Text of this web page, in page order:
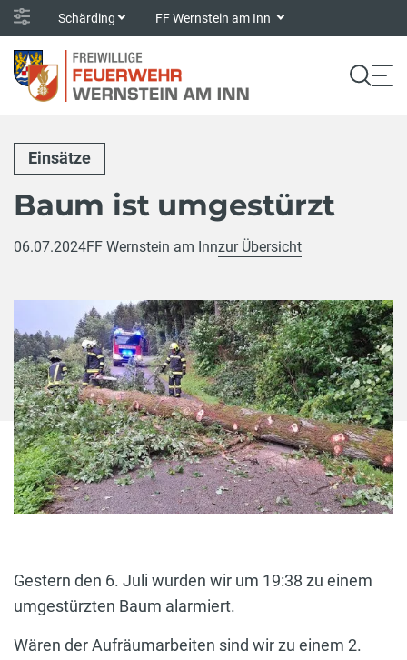
Schärding FF Wernstein am Inn
Einsätze
Baum ist umgestürzt
06.07.2024FF Wernstein am Innzur Übersicht
Gestern den 6. Juli wurden wir um 19:38 zu einem
umgestürzten Baum alarmiert.
Wären der Aufräumarbeiten sind wir zu einem 2.